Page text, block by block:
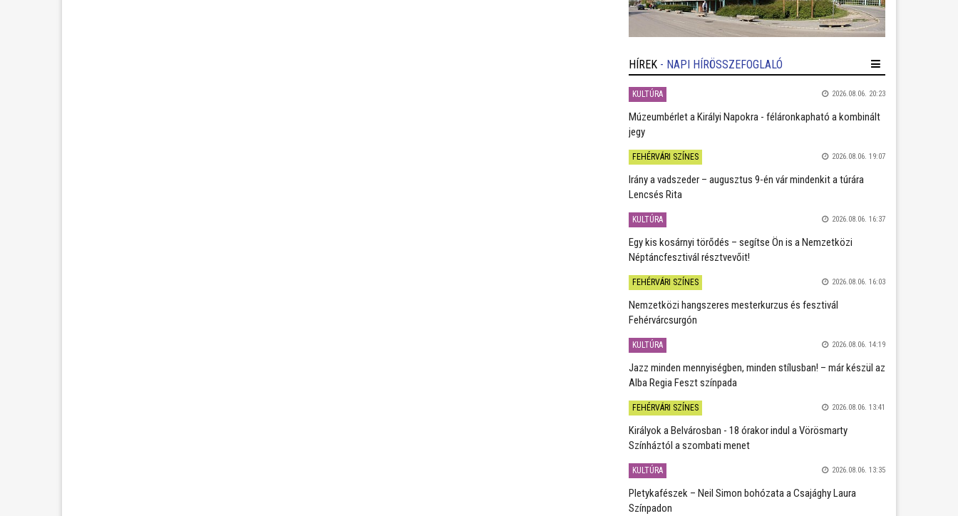
HÍREK - NAPI HÍRÖSSZEFOGLALÓ
KULTÚRA 2026.08.06. 20:23
Múzeumbérlet a Királyi Napokra - féláronkapható a kombinált
jegy
FEHÉRVÁRI SZÍNES 2026.08.06. 19:07
Irány a vadszeder – augusztus 9-én vár mindenkit a túrára
Lencsés Rita
KULTÚRA 2026.08.06. 16:37
Egy kis kosárnyi törődés – segítse Ön is a Nemzetközi
Néptáncfesztivál résztvevőit!
FEHÉRVÁRI SZÍNES 2026.08.06. 16:03
Nemzetközi hangszeres mesterkurzus és fesztivál
Fehérvárcsurgón
KULTÚRA 2026.08.06. 14:19
Jazz minden mennyiségben, minden stílusban! – már készül az
Alba Regia Feszt színpada
FEHÉRVÁRI SZÍNES 2026.08.06. 13:41
Királyok a Belvárosban - 18 órakor indul a Vörösmarty
Színháztól a szombati menet
KULTÚRA 2026.08.06. 13:35
Pletykafészek – Neil Simon bohózata a Csajághy Laura
Színpadon